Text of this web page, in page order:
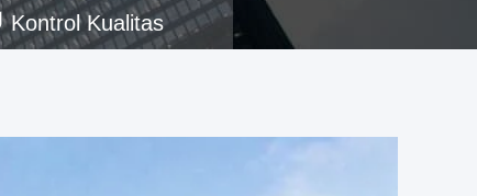
Kontrol Kualitas